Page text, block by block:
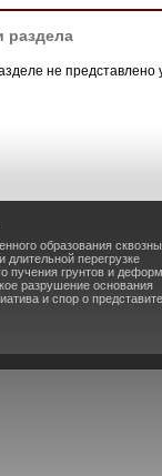
раздела
не представлено
образования
длительной перегрузке
пучения грунтов и
разрушение основания
и спор о